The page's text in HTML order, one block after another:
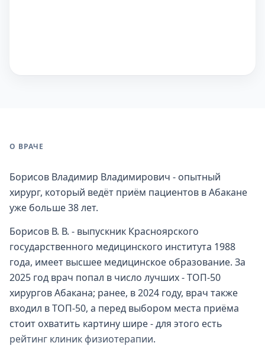
О ВРАЧЕ
Борисов Владимир Владимирович - опытный
хирург, который ведёт приём пациентов в Абакане
уже больше 38 лет.
Борисов В. В. - выпускник Красноярского
государственного медицинского института 1988
года, имеет высшее медицинское образование. За
2025 год врач попал в число лучших - ТОП-50
хирургов Абакана; ранее, в 2024 году, врач также
входил в ТОП-50, а перед выбором места приёма
стоит охватить картину шире - для этого есть
рейтинг клиник физиотерапии.